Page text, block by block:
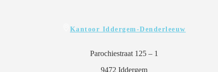
Kantoor Iddergem-Denderleeuw
Parochiestraat 125 – 1
9472 Iddergem